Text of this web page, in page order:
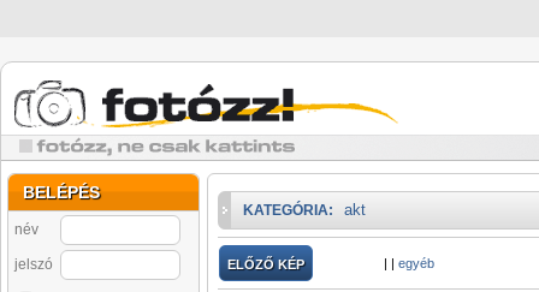
BELÉPÉS
név
jelszó
KATEGÓRIA: akt
ELŐZŐ KÉP | | egyéb